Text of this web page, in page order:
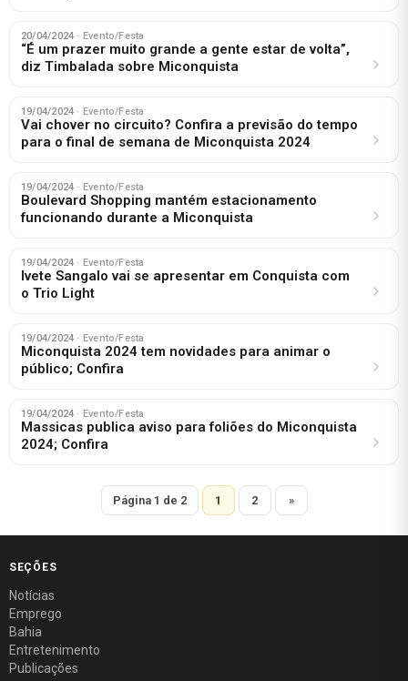
20/04/2024 · Evento/Festa
“É um prazer muito grande a gente estar de volta”,
diz Timbalada sobre Miconquista
19/04/2024 · Evento/Festa
Vai chover no circuito? Confira a previsão do tempo
para o final de semana de Miconquista 2024
19/04/2024 · Evento/Festa
Boulevard Shopping mantém estacionamento
funcionando durante a Miconquista
19/04/2024 · Evento/Festa
Ivete Sangalo vai se apresentar em Conquista com
o Trio Light
19/04/2024 · Evento/Festa
Miconquista 2024 tem novidades para animar o
público; Confira
19/04/2024 · Evento/Festa
Massicas publica aviso para foliões do Miconquista
2024; Confira
Página 1 de 2 1 2 »
SEÇÕES
Notícias
Emprego
Bahia
Entretenimento
Publicações